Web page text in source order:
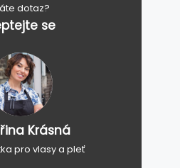
dotaz?
se
Krásná
pro vlasy a pleť